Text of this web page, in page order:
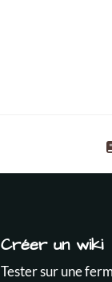
Créer un wiki
Tester sur une